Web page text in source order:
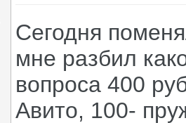
Сегодня
мне разбил
вопроса 400
Авито, 100-